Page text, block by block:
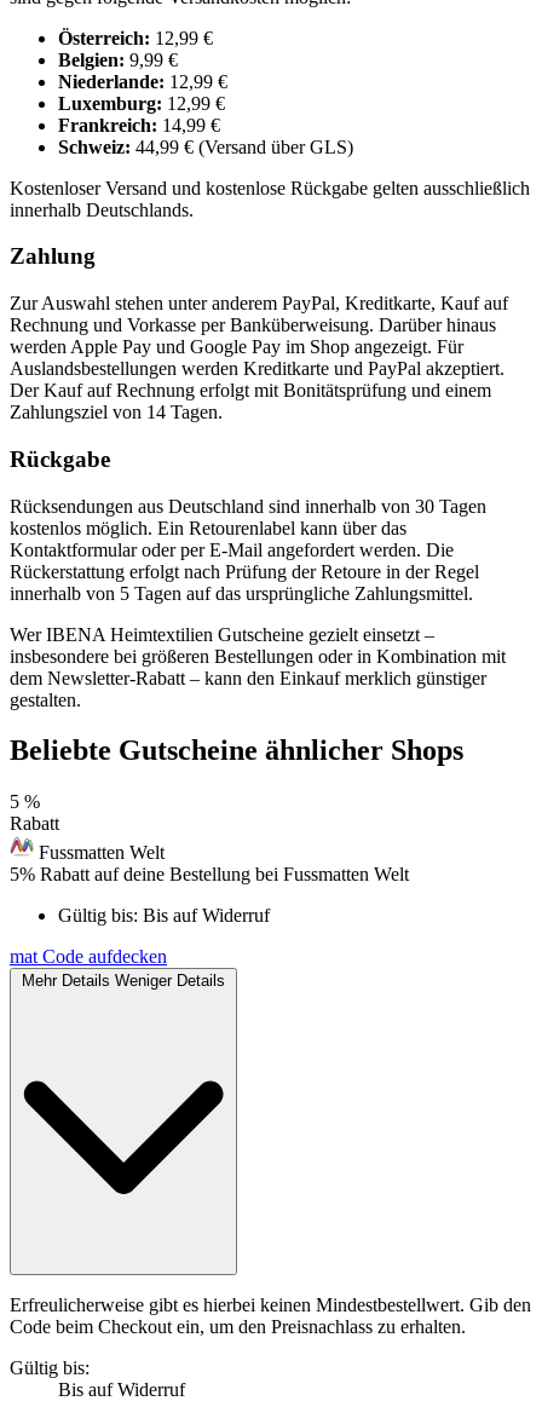
Österreich: 12,99 €
Belgien: 9,99 €
Niederlande: 12,99 €
Luxemburg: 12,99 €
Frankreich: 14,99 €
Schweiz: 44,99 € (Versand über GLS)
Kostenloser Versand und kostenlose Rückgabe gelten ausschließlich
innerhalb Deutschlands.
Zahlung
Zur Auswahl stehen unter anderem PayPal, Kreditkarte, Kauf auf
Rechnung und Vorkasse per Banküberweisung. Darüber hinaus
werden Apple Pay und Google Pay im Shop angezeigt. Für
Auslandsbestellungen werden Kreditkarte und PayPal akzeptiert.
Der Kauf auf Rechnung erfolgt mit Bonitätsprüfung und einem
Zahlungsziel von 14 Tagen.
Rückgabe
Rücksendungen aus Deutschland sind innerhalb von 30 Tagen
kostenlos möglich. Ein Retourenlabel kann über das
Kontaktformular oder per E-Mail angefordert werden. Die
Rückerstattung erfolgt nach Prüfung der Retoure in der Regel
innerhalb von 5 Tagen auf das ursprüngliche Zahlungsmittel.
Wer IBENA Heimtextilien Gutscheine gezielt einsetzt –
insbesondere bei größeren Bestellungen oder in Kombination mit
dem Newsletter-Rabatt – kann den Einkauf merklich günstiger
gestalten.
Beliebte Gutscheine ähnlicher Shops
5 %
Rabatt
Fussmatten Welt
5% Rabatt auf deine Bestellung bei Fussmatten Welt
Gültig bis: Bis auf Widerruf
mat Code aufdecken
Mehr Details Weniger Details
Erfreulicherweise gibt es hierbei keinen Mindestbestellwert. Gib den
Code beim Checkout ein, um den Preisnachlass zu erhalten.
Gültig bis:
Bis auf Widerruf